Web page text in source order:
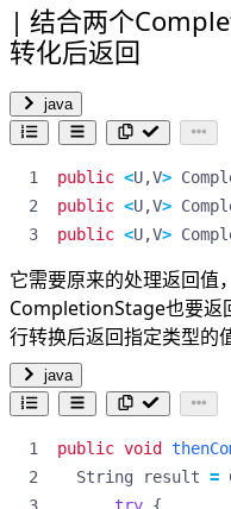
结合两个
转化后返回
java
public <U,V>
public <U,V>
public <U,V>
它需要原来的处理返回值
CompletionStage也要返
行转换后返回指定类型的
java
public void
String
result =